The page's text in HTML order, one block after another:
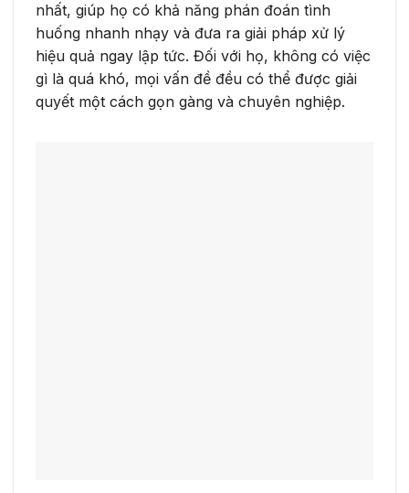
nhất, giúp họ có khả năng phán đoán tình
huống nhanh nhạy và đưa ra giải pháp xử lý
hiệu quả ngay lập tức. Đối với họ, không có việc
gì là quá khó, mọi vấn đề đều có thể được giải
quyết một cách gọn gàng và chuyên nghiệp.